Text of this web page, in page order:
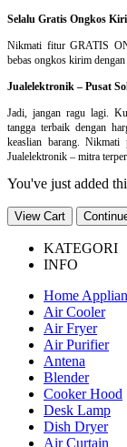
Selalu Gratis Ongkos
Nikmati fitur GRATIS
bebas ongkos kirim
Jualelektronik – Pusat
Jadi, jangan ragu lagi.
tangga terbaik dengan
keaslian barang. Nikmati
Jualelektronik – mitra
You've just added
View Cart
KATEGORI
INFO
Home
Air Cooler
Air Fryer
Air Purifier
Antena
Blender
Cooker Hood
Desk Lamp
Dish Dryer
Air Curtain